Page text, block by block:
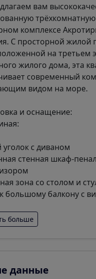
вам
трёхкомнатную
комплексе
С просторной
на третьем
жилого дома, эта
современный
видом на море.
и оснащение:
с диваном
стенная шкаф-
зона со столом и
большому балкону с
больше
данные